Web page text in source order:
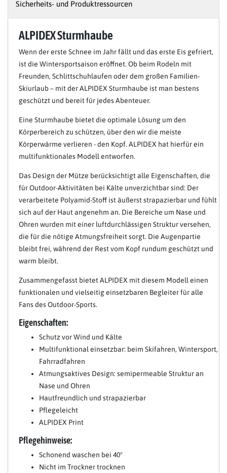
Sicherheits- und Produktressourcen
ALPIDEX Sturmhaube
Wenn der erste Schnee im Jahr fällt und das erste Eis gefriert,
ist die Wintersportsaison eröffnet. Ob beim Rodeln mit
Freunden, Schlittschuhlaufen oder dem großen Familien-
Skiurlaub – mit der ALPIDEX Sturmhaube ist man bestens
geschützt und bereit für jedes Abenteuer.
Eine Sturmhaube bietet die optimale Lösung um den
Körperbereich zu schützen, über den wir die meiste
Körperwärme verlieren - den Kopf. ALPIDEX hat hierfür ein
multifunktionales Modell entworfen.
Das Design der Mütze berücksichtigt alle Eigenschaften, die
für Outdoor-Aktivitäten bei Kälte unverzichtbar sind: Der
verarbeitete Polyamid-Stoff ist äußerst strapazierbar und fühlt
sich auf der Haut angenehm an. Die Bereiche um Nase und
Ohren wurden mit einer luftdurchlässigen Struktur versehen,
die für die nötige Atmungsfreiheit sorgt. Die Augenpartie
bleibt frei, während der Rest vom Kopf rundum geschützt und
warm bleibt.
Zusammengefasst bietet ALPIDEX mit diesem Modell einen
funktionalen und vielseitig einsetzbaren Begleiter für alle
Fans des Outdoor-Sports.
Eigenschaften:
Schutz vor Wind und Kälte
Multifunktional einsetzbar: beim Skifahren, Wintersport,
Fahrradfahren
Atmungsaktives Design: semipermeable Struktur an
Nase und Ohren
Hautfreundlich und strapazierbar
Pflegeleicht
ALPIDEX Print
Pflegehinweise:
Schonend waschen bei 40°
Nicht im Trockner trocknen